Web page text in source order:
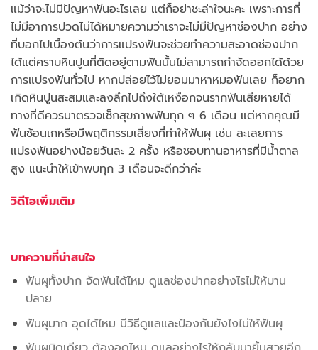
แม้ว่าจะไม่มีปัญหาฟันอะไรเลย แต่ก็อย่าชะล่าใจนะคะ เพราะการที่
ไม่มีอาการปวดไม่ได้หมายความว่าเราจะไม่มีปัญหาช่องปาก อย่าง
ที่บอกไปเบื้องต้นว่าการแปรงฟันจะช่วยทำความสะอาดช่องปาก
ได้แต่คราบหินปูนที่ติดอยู่ตามฟันนั้นไม่สามารถกำจัดออกได้ด้วย
การแปรงฟันทั่วไป หากปล่อยไว้ไม่ยอมมาหาหมอฟันเลย ก็อยาก
เกิดหินปูนสะสมและลงลึกไปถึงใต้เหงือกจนรากฟันเสียหายได้
ทางที่ดีควรมาตรวจเช็กสุขภาพฟันทุก ๆ 6 เดือน แต่หากคุณมี
ฟันซ้อนเกหรือมีพฤติกรรมเสี่ยงที่ทำให้ฟันผุ เช่น ละเลยการ
แปรงฟันอย่างน้อยวันละ 2 ครั้ง หรือชอบทานอาหารที่มีน้ำตาล
สูง แนะนำให้เข้าพบทุก 3 เดือนจะดีกว่าค่ะ
วิดีโอเพิ่มเติม
บทความที่น่าสนใจ
ฟันผุทั้งปาก จัดฟันได้ไหม ดูแลช่องปากอย่างไรไม่ให้บาน
ปลาย
ฟันผุมาก อุดได้ไหม มีวิธีดูแลและป้องกันยังไงไม่ให้ฟันผุ